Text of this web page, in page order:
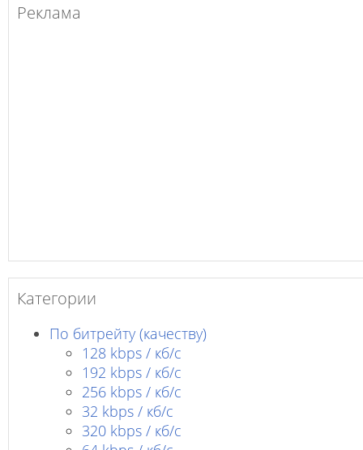
Реклама
Категории
По битрейту (качеству)
128 kbps / кб/c
192 kbps / кб/c
256 kbps / кб/с
32 kbps / кб/c
320 kbps / кб/с